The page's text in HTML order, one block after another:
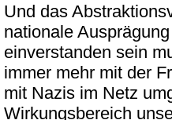
Und das
nationale
einverstanden sein
immer mehr mit der
mit Nazis im Netz
Wirkungsbereich